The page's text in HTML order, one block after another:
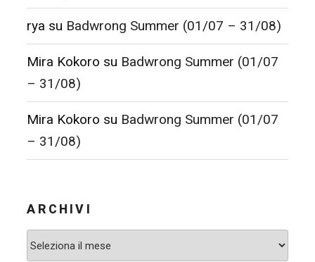
rya su Badwrong Summer (01/07 – 31/08)
Mira Kokoro su Badwrong Summer (01/07
– 31/08)
Mira Kokoro su Badwrong Summer (01/07
– 31/08)
ARCHIVI
Archivi